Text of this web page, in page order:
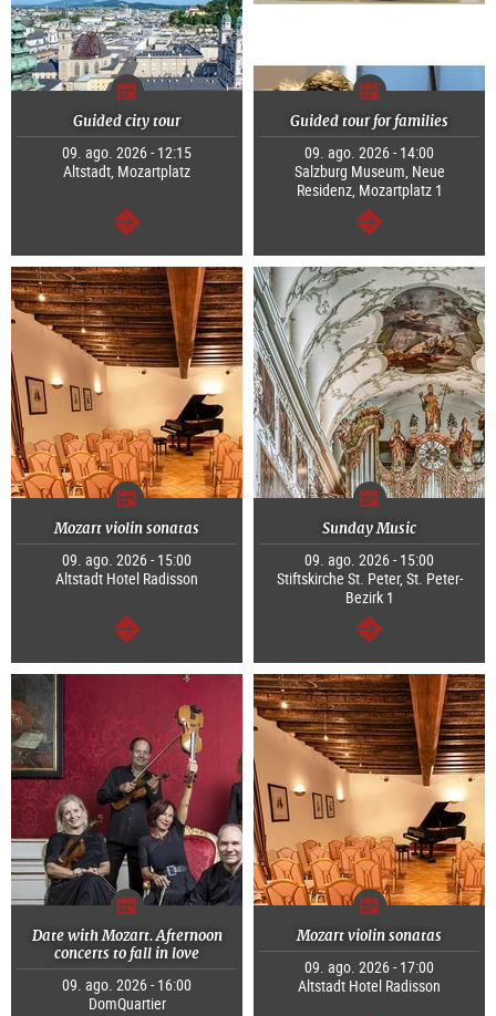
Guided city tour
09. ago. 2026 - 12:15
Altstadt, Mozartplatz
segue
Guided tour for families
09. ago. 2026 - 14:00
Salzburg Museum, Neue
Residenz, Mozartplatz 1
segue
Mozart violin sonatas
09. ago. 2026 - 15:00
Altstadt Hotel Radisson
segue
Sunday Music
09. ago. 2026 - 15:00
Stiftskirche St. Peter, St. Peter-
Bezirk 1
segue
Date with Mozart. Afternoon
concerts to fall in love
09. ago. 2026 - 16:00
DomQuartier
Mozart violin sonatas
09. ago. 2026 - 17:00
Altstadt Hotel Radisson